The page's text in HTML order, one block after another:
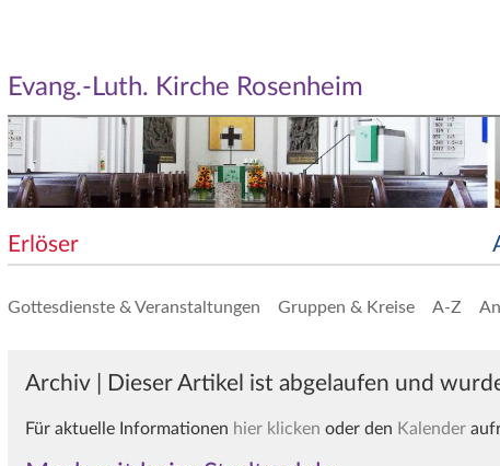
Evang.-Luth. Kirche Rosenheim
Erlöser
Gottesdienste & Veranstaltungen Gruppen & Kreise A-Z
Archiv | Dieser Artikel ist abgelaufen und
Für aktuelle Informationen hier klicken oder den Kalender